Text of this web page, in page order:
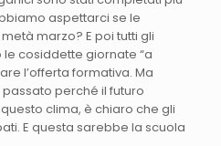
aspettarci se le
marzo? E poi tutti gli
cosiddette giornate “a
l’offerta formativa. Ma
perché il futuro
clima, è chiaro che gli
E questa sarebbe la scuola